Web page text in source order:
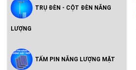
TRỤ ĐÈN - CỘT ĐÈN NĂNG
LƯỢNG
TẤM PIN NĂNG LƯỢNG MẶT